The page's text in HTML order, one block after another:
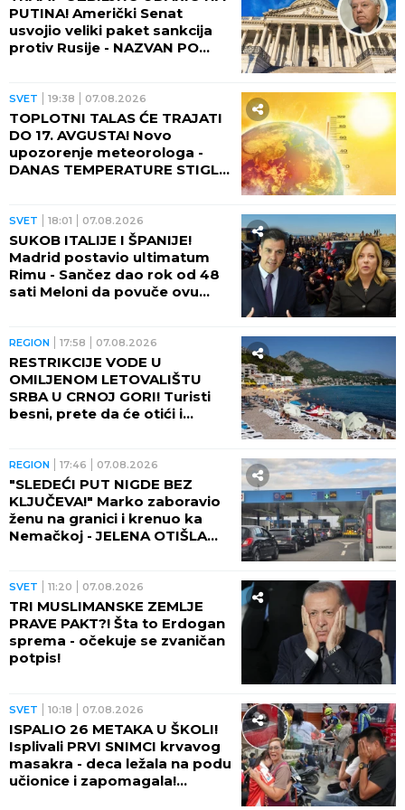
PUTINA! Američki Senat
usvojio veliki paket sankcija
protiv Rusije - NAZVAN PO
SVET 19:38 07.08.2026
TOPLOTNI TALAS ĆE TRAJATI
DO 17. AVGUSTA! Novo
upozorenje meteorologa -
DANAS TEMPERATURE STIGLE
SVET 18:01 07.08.2026
SUKOB ITALIJE I ŠPANIJE!
Madrid postavio ultimatum
Rimu - Sančez dao rok od 48
sati Meloni da povuče ovu
REGION 17:58 07.08.2026
RESTRIKCIJE VODE U
OMILJENOM LETOVALIŠTU
SRBA U CRNOJ GORI! Turisti
besni, prete da će otići i
REGION 17:46 07.08.2026
"SLEDEĆI PUT NIGDE BEZ
KLJUČEVA!" Marko zaboravio
ženu na granici i krenuo ka
Nemačkoj - JELENA OTIŠLA
SVET 11:20 07.08.2026
TRI MUSLIMANSKE ZEMLJE
PRAVE PAKT?! Šta to Erdogan
sprema - očekuje se zvaničan
potpis!
SVET 10:18 07.08.2026
ISPALIO 26 METAKA U ŠKOLI!
Isplivali PRVI SNIMCI krvavog
masakra - deca ležala na podu
učionice i zapomagala!